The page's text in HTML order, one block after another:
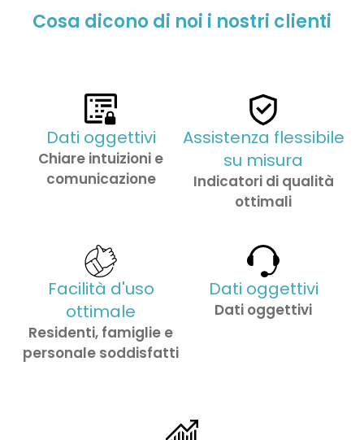
Cosa dicono di noi i nostri clienti
Dati oggettivi
Chiare intuizioni e
comunicazione
Assistenza flessibile
su misura
Indicatori di qualità
ottimali
Facilità d'uso
ottimale
Residenti, famiglie e
personale soddisfatti
Dati oggettivi
Dati oggettivi